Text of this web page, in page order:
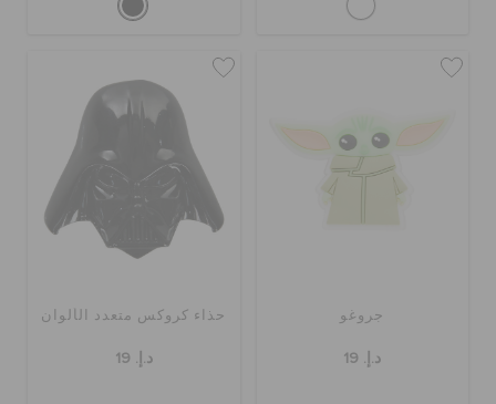
جروغو
د.إ. 19
حذاء كروكس متعدد الألوان
د.إ. 19